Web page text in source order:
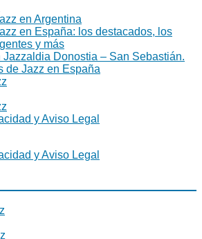
en Argentina
en España: los destacados, los
y más
Jazzaldia Donostia – San Sebastián.
de Jazz en España
y Aviso Legal
y Aviso Legal